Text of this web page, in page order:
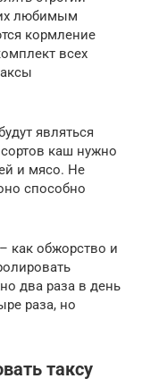
любимым
кормление
всех
являться
каш нужно
и мясо. Не
способно
как обжорство и
два раза в день
раза, но
таксу